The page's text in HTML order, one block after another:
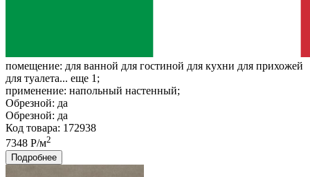
помещение: для ванной для гостиной для кухни для прихожей
для туалета... еще 1;
применение: напольный настенный;
Обрезной: да
Обрезной: да
Код товара: 172938
7348 Р/м2
Подробнее